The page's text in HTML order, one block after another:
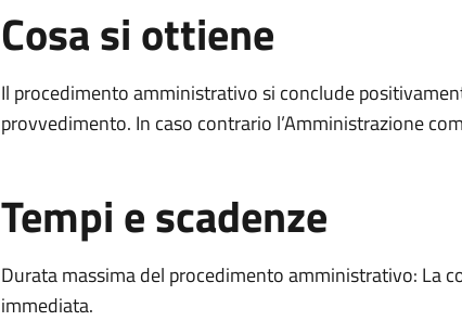
Cosa si ottiene
Il procedimento amministrativo si conclude
provvedimento. In caso contrario l’Amministrazione
Tempi e scadenze
Durata massima del procedimento amministrativo: La
immediata.